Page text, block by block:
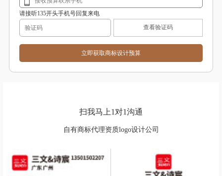
请接听135开头手机号回复来电
查看验证码
扫我马上1对1沟通
自有商标代理资质logo设计公司